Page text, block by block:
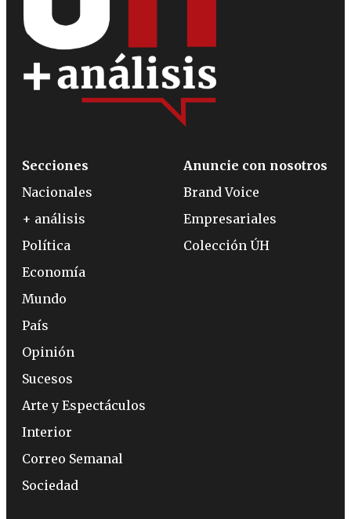
Secciones
Nacionales
+ análisis
Política
Economía
Mundo
País
Opinión
Sucesos
Arte y Espectáculos
Interior
Correo Semanal
Sociedad
Anuncie con nosotros
Brand Voice
Empresariales
Colección ÚH